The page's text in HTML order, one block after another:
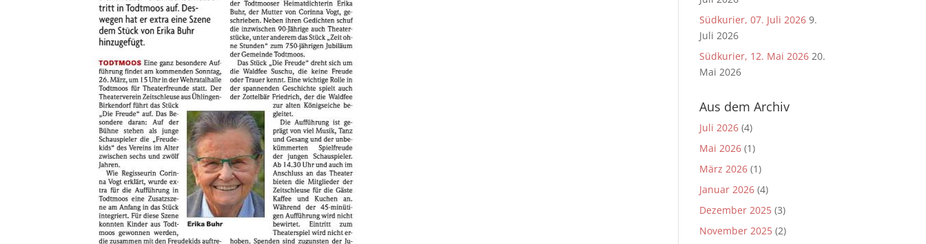
Südkurier, 07. Juli 2026 9.
Juli 2026
Südkurier, 12. Mai 2026 20.
Mai 2026
Aus dem Archiv
Juli 2026 (4)
Mai 2026 (1)
März 2026 (1)
Januar 2026 (4)
Dezember 2025 (3)
November 2025 (2)